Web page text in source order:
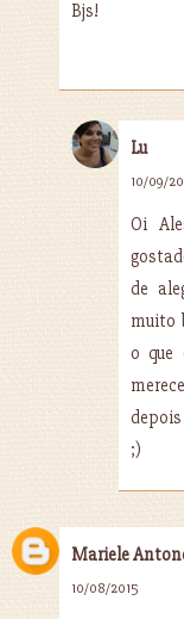
Bjs!
Lu
10/09/
Oi
de
muito
o que
;)
Mariele
10/08/2015